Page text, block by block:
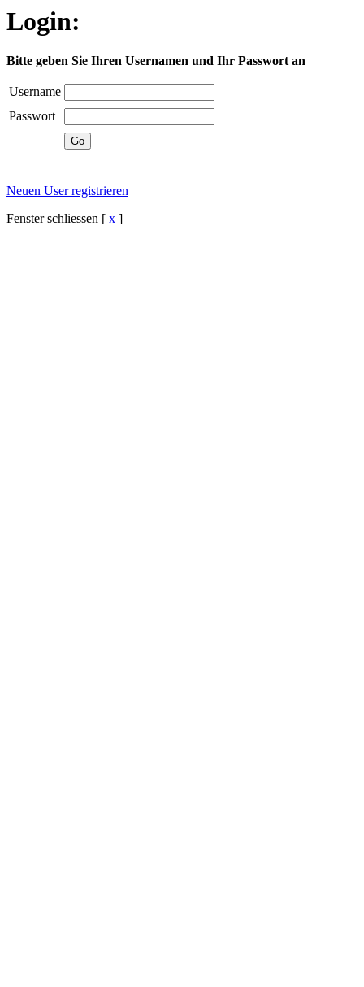
Login:
Bitte geben Sie Ihren Usernamen und Ihr Passwort an
Username
Passwort
Neuen User registrieren
Fenster schliessen [ x ]